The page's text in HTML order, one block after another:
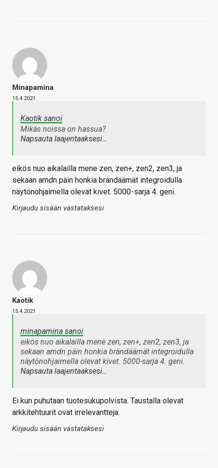
Minapamina
15.4.2021
Kaotik sanoi
Mikäs noissa on hassua?
Napsauta laajentaaksesi…
eikös nuo aikalailla mene zen, zen+, zen2, zen3, ja
sekaan amdn päin honkia brändäämät integroidulla
näytönohjaimella olevat kivet. 5000-sarja 4. geni.
Kirjaudu sisään vastataksesi
Kaotik
15.4.2021
minapamina sanoi
eikös nuo aikalailla mene zen, zen+, zen2, zen3, ja
sekaan amdn päin honkia brändäämät integroidulla
näytönohjaimella olevat kivet. 5000-sarja 4. geni.
Napsauta laajentaaksesi…
Ei kun puhutaan tuotesukupolvista. Taustalla olevat
arkkitehtuurit ovat irrelevantteja.
Kirjaudu sisään vastataksesi